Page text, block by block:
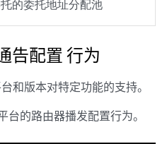
的委托地址分配池
告配置 行为
和版本对特定功能的支持。
的路由器播发配置行为。